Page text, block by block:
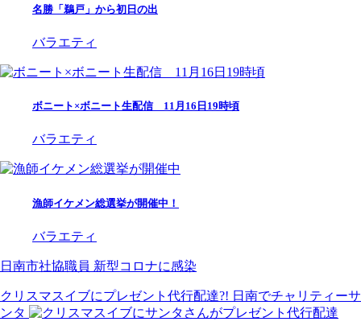
名勝「鵜戸」から初日の出
バラエティ
ボニート×ボニート生配信 11月16日19時頃
バラエティ
漁師イケメン総選挙が開催中！
バラエティ
日南市社協職員 新型コロナに感染
クリスマスイブにプレゼント代行配達?! 日南でチャリティーサ
ンタ